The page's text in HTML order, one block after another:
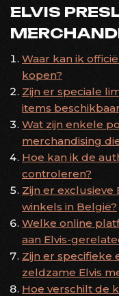
ELVIS
Waar kan ik
kopen?
Zijn er speciale
items
Wat zijn enkele
merchandising
Hoe kan ik de
controleren?
Zijn er exclusieve
winkels in België?
Welke online
aan Elvis-
Zijn er specifieke
zeldzame Elvis
Hoe verschilt de